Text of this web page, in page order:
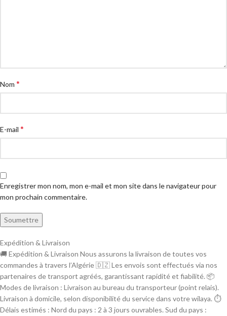
Nom *
E-mail *
Enregistrer mon nom, mon e-mail et mon site dans le navigateur pour
mon prochain commentaire.
Expédition & Livraison
🚚 Expédition & Livraison Nous assurons la livraison de toutes vos
commandes à travers l’Algérie 🇩🇿 Les envois sont effectués via nos
partenaires de transport agréés, garantissant rapidité et fiabilité. 📦
Modes de livraison : Livraison au bureau du transporteur (point relais).
Livraison à domicile, selon disponibilité du service dans votre wilaya. ⏱
Délais estimés : Nord du pays : 2 à 3 jours ouvrables. Sud du pays :